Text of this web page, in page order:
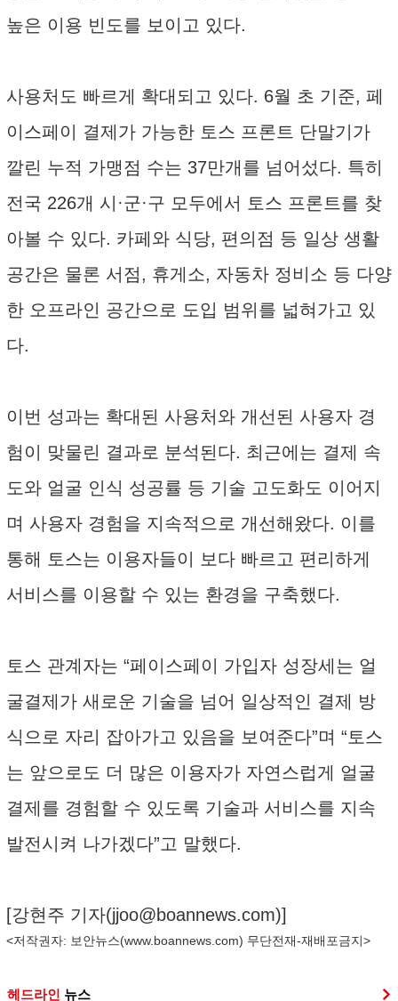
높은 이용 빈도를 보이고 있다.
사용처도 빠르게 확대되고 있다. 6월 초 기준, 페
이스페이 결제가 가능한 토스 프론트 단말기가
깔린 누적 가맹점 수는 37만개를 넘어섰다. 특히
전국 226개 시·군·구 모두에서 토스 프론트를 찾
아볼 수 있다. 카페와 식당, 편의점 등 일상 생활
공간은 물론 서점, 휴게소, 자동차 정비소 등 다양
한 오프라인 공간으로 도입 범위를 넓혀가고 있
다.
이번 성과는 확대된 사용처와 개선된 사용자 경
험이 맞물린 결과로 분석된다. 최근에는 결제 속
도와 얼굴 인식 성공률 등 기술 고도화도 이어지
며 사용자 경험을 지속적으로 개선해왔다. 이를
통해 토스는 이용자들이 보다 빠르고 편리하게
서비스를 이용할 수 있는 환경을 구축했다.
토스 관계자는 “페이스페이 가입자 성장세는 얼
굴결제가 새로운 기술을 넘어 일상적인 결제 방
식으로 자리 잡아가고 있음을 보여준다”며 “토스
는 앞으로도 더 많은 이용자가 자연스럽게 얼굴
결제를 경험할 수 있도록 기술과 서비스를 지속
발전시켜 나가겠다”고 말했다.
[강현주 기자(jjoo@boannews.com)]
<저작권자: 보안뉴스(www.boannews.com) 무단전재-재배포금지>
헤드라인 뉴스